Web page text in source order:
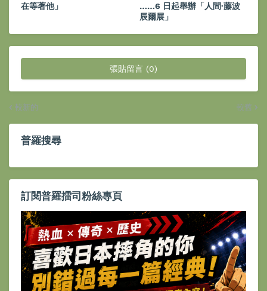
在等著他」
……6 日起舉辦「人間·藤波
辰爾展」
張貼留言 (0)
較新的 較舊
普羅搜尋
訂閱普羅擂司粉絲專頁